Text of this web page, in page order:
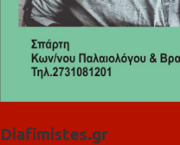
Diafimistes.gr